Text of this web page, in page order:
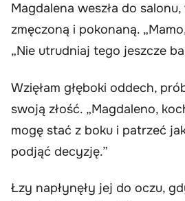
Magdalena weszła do
zmęczoną i pokonaną.
„Nie utrudniaj tego jeszcze
Wzięłam głęboki oddech,
swoją złość. „Magdaleno,
mogę stać z boku i patrzeć
podjąć decyzję.”
Łzy napłynęły jej do oczu,